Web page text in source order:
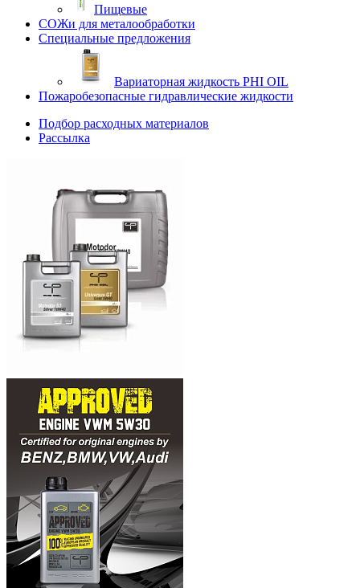
Пищевые
СОЖи для металообработки
Специальные предложения
Вариаторная жидкость PHI OIL
Пожаробезопасные гидравлические жидкости
Подбор расходных материалов
Рассылка